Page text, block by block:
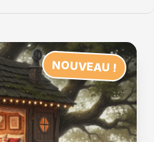
NOUVEAU !